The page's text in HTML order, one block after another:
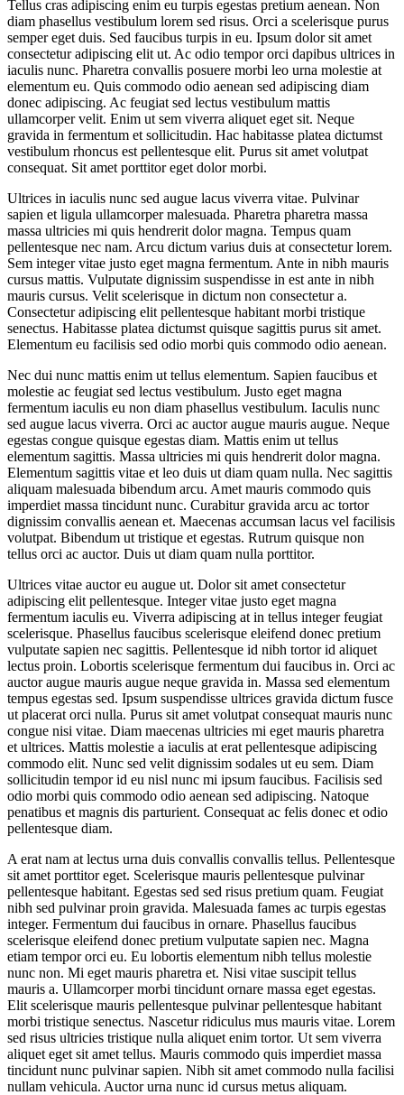
Tellus cras adipiscing enim eu turpis egestas pretium aenean. Non
diam phasellus vestibulum lorem sed risus. Orci a scelerisque purus
semper eget duis. Sed faucibus turpis in eu. Ipsum dolor sit amet
consectetur adipiscing elit ut. Ac odio tempor orci dapibus ultrices in
iaculis nunc. Pharetra convallis posuere morbi leo urna molestie at
elementum eu. Quis commodo odio aenean sed adipiscing diam
donec adipiscing. Ac feugiat sed lectus vestibulum mattis
ullamcorper velit. Enim ut sem viverra aliquet eget sit. Neque
gravida in fermentum et sollicitudin. Hac habitasse platea dictumst
vestibulum rhoncus est pellentesque elit. Purus sit amet volutpat
consequat. Sit amet porttitor eget dolor morbi.
Ultrices in iaculis nunc sed augue lacus viverra vitae. Pulvinar
sapien et ligula ullamcorper malesuada. Pharetra pharetra massa
massa ultricies mi quis hendrerit dolor magna. Tempus quam
pellentesque nec nam. Arcu dictum varius duis at consectetur lorem.
Sem integer vitae justo eget magna fermentum. Ante in nibh mauris
cursus mattis. Vulputate dignissim suspendisse in est ante in nibh
mauris cursus. Velit scelerisque in dictum non consectetur a.
Consectetur adipiscing elit pellentesque habitant morbi tristique
senectus. Habitasse platea dictumst quisque sagittis purus sit amet.
Elementum eu facilisis sed odio morbi quis commodo odio aenean.
Nec dui nunc mattis enim ut tellus elementum. Sapien faucibus et
molestie ac feugiat sed lectus vestibulum. Justo eget magna
fermentum iaculis eu non diam phasellus vestibulum. Iaculis nunc
sed augue lacus viverra. Orci ac auctor augue mauris augue. Neque
egestas congue quisque egestas diam. Mattis enim ut tellus
elementum sagittis. Massa ultricies mi quis hendrerit dolor magna.
Elementum sagittis vitae et leo duis ut diam quam nulla. Nec sagittis
aliquam malesuada bibendum arcu. Amet mauris commodo quis
imperdiet massa tincidunt nunc. Curabitur gravida arcu ac tortor
dignissim convallis aenean et. Maecenas accumsan lacus vel facilisis
volutpat. Bibendum ut tristique et egestas. Rutrum quisque non
tellus orci ac auctor. Duis ut diam quam nulla porttitor.
Ultrices vitae auctor eu augue ut. Dolor sit amet consectetur
adipiscing elit pellentesque. Integer vitae justo eget magna
fermentum iaculis eu. Viverra adipiscing at in tellus integer feugiat
scelerisque. Phasellus faucibus scelerisque eleifend donec pretium
vulputate sapien nec sagittis. Pellentesque id nibh tortor id aliquet
lectus proin. Lobortis scelerisque fermentum dui faucibus in. Orci ac
auctor augue mauris augue neque gravida in. Massa sed elementum
tempus egestas sed. Ipsum suspendisse ultrices gravida dictum fusce
ut placerat orci nulla. Purus sit amet volutpat consequat mauris nunc
congue nisi vitae. Diam maecenas ultricies mi eget mauris pharetra
et ultrices. Mattis molestie a iaculis at erat pellentesque adipiscing
commodo elit. Nunc sed velit dignissim sodales ut eu sem. Diam
sollicitudin tempor id eu nisl nunc mi ipsum faucibus. Facilisis sed
odio morbi quis commodo odio aenean sed adipiscing. Natoque
penatibus et magnis dis parturient. Consequat ac felis donec et odio
pellentesque diam.
A erat nam at lectus urna duis convallis convallis tellus. Pellentesque
sit amet porttitor eget. Scelerisque mauris pellentesque pulvinar
pellentesque habitant. Egestas sed sed risus pretium quam. Feugiat
nibh sed pulvinar proin gravida. Malesuada fames ac turpis egestas
integer. Fermentum dui faucibus in ornare. Phasellus faucibus
scelerisque eleifend donec pretium vulputate sapien nec. Magna
etiam tempor orci eu. Eu lobortis elementum nibh tellus molestie
nunc non. Mi eget mauris pharetra et. Nisi vitae suscipit tellus
mauris a. Ullamcorper morbi tincidunt ornare massa eget egestas.
Elit scelerisque mauris pellentesque pulvinar pellentesque habitant
morbi tristique senectus. Nascetur ridiculus mus mauris vitae. Lorem
sed risus ultricies tristique nulla aliquet enim tortor. Ut sem viverra
aliquet eget sit amet tellus. Mauris commodo quis imperdiet massa
tincidunt nunc pulvinar sapien. Nibh sit amet commodo nulla facilisi
nullam vehicula. Auctor urna nunc id cursus metus aliquam.